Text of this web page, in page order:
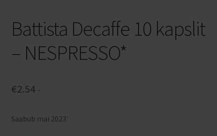
Pico Maccario
FFP2 NR maski kasutusjuhend
Battista Decaffe 10 kapslit
– NESPRESSO*
€2.54 -
Saabub mai 2023′